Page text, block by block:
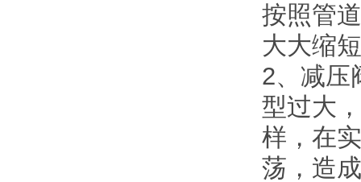
按照管
大大缩
2、减压
型过大
样，在
荡，造